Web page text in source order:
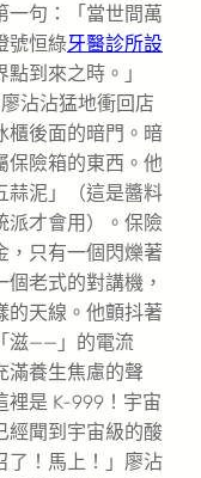
一句：「當世間萬
號恒綠牙醫診所設
到來之時。」
沾沾猛地衝回店
櫃後面的暗門。暗
保險箱的東西。他
蒜泥」（這是醬料
派才會用）。保險
，只有一個閃爍著
老式的對講機，
的天線。他顫抖著
滋——」的電流
滿養生焦慮的聲
裡是 K-999！宇宙
經聞到宇宙級的酸
了！馬上！」廖沾